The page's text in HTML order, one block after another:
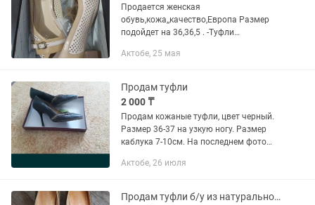
Продается женская
обувь,кожа,,качество,Европа Размер
подойдет на 36,36,5 . -Туфли
Звоните,все вопросы по телефону.
Актобе, 25 мая
Продам туфли
2 000 ₸
Продам кожаные туфли, цвет черный.
Размер 36-37 на узкую ногу. Размер
каблука 7-10см. На последнем фото
тенге. Также продам туфли обшитые
Актобе, 26 июля
Продам туфли б/у из натуральной кожи